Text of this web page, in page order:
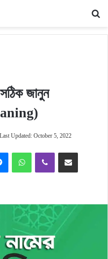
জানুন
Last Updated: October 5, 2022
MessengerWhatsAppViber Share via Email